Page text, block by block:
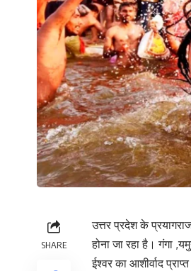
SHARE
उत्तर प्रदेश के
होना जा रहा है। गंगा
ईश्वर का आशीर्वाद